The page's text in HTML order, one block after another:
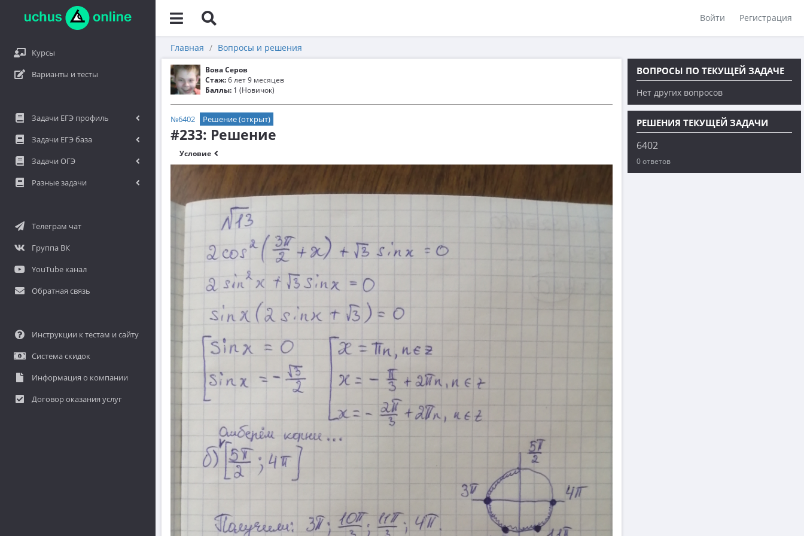
Войти Регистрация
Курсы
Варианты и тесты
Задачи ЕГЭ профиль
Задачи ЕГЭ база
Задачи ОГЭ
Разные задачи
Телеграм чат
Группа ВК
YouTube канал
Обратная связь
Инструкции к тестам и сайту
Система скидок
Информация о компании
Договор оказания услуг
Главная Вопросы и решения
Вова Серов
Стаж:6 лет 9 месяцев
Баллы: 1 (Новичок)
№6402 Решение (открыт)
#233: Решение
Условие
ВОПРОСЫ ПО ТЕКУЩЕЙ ЗАДАЧЕ
Нет других вопросов
РЕШЕНИЯ ТЕКУЩЕЙ ЗАДАЧИ
6402
0 ответов